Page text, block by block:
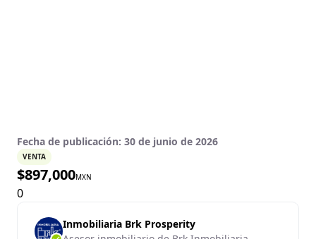
Fecha de publicación: 30 de junio de 2026
VENTA
$897,000MXN
0
Inmobiliaria Brk Prosperity